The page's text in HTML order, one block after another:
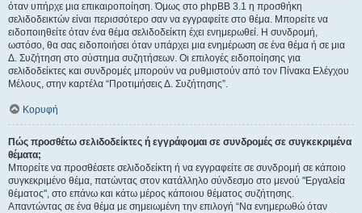
όταν υπήρχε μια επικαιροποίηση. Όμως στο phpBB 3.1 η προσθήκη
σελιδοδεικτών είναι περισσότερο σαν να εγγραφείτε στο θέμα. Μπορείτε να
ειδοποιηθείτε όταν ένα θέμα σελιδοδείκτη έχει ενημερωθεί. Η συνδρομή,
ωστόσο, θα σας ειδοποιήσει όταν υπάρχει μια ενημέρωση σε ένα θέμα ή σε μια
Δ. Συζήτηση στο σύστημα συζητήσεων. Οι επιλογές ειδοποίησης για
σελιδοδείκτες και συνδρομές μπορούν να ρυθμιστούν από τον Πίνακα Ελέγχου
Μέλους, στην καρτέλα “Προτιμήσεις Δ. Συζήτησης”.
Κορυφή
Πώς προσθέτω σελιδοδείκτες ή εγγράφομαι σε συνδρομές σε συγκεκριμένα
θέματα;
Μπορείτε να προσθέσετε σελιδοδείκτη ή να εγγραφείτε σε συνδρομή σε κάποιο
συγκεκριμένο θέμα, πατώντας στον κατάλληλο σύνδεσμο στο μενού "Εργαλεία
θέματος", στο επάνω και κάτω μέρος κάποιου θέματος συζήτησης.
Απαντώντας σε ένα θέμα με σημειωμένη την επιλογή “Να ενημερωθώ όταν